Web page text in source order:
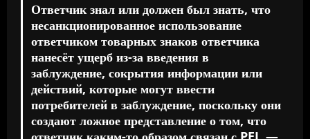
Ответчик знал или должен был знать, что
несанкционированное использование
ответчиком товарных знаков ответчика
нанесёт ущерб из-за введения в
заблуждение, сокрытия информации или
действий, которые могут ввести
потребителей в заблуждение, поскольку они
создают ложное представление о том, что